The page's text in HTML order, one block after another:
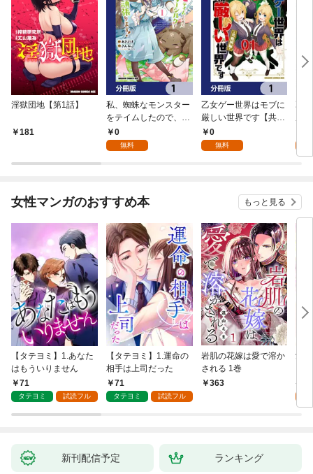
淫獄団地【第1話】
181
私、蜘蛛なモンスター
をテイムしたので、ス
パイダーシルクで裁縫
を頑張ります！【分冊
0
無料
乙女ゲー世界はモブに
厳しい世界です【共和
国編】【分冊版】 1
0
無料
乙
女性マンガのおすすめ本 もっと見る
【タテヨミ】1.あなた
はもういりません
71
タテヨミ 試読フル
【タテヨミ】1.運命の
相手は上司だった
71
タテヨミ 試読フル
岩肌の花嫁は愛で溶か
される 1巻
363
愛
新刊配信予定 ランキング